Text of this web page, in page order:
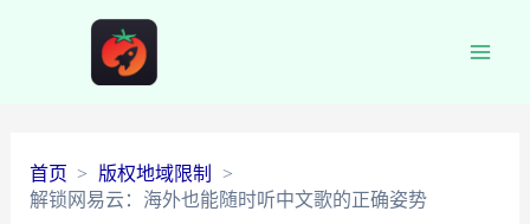
首页
版权地域限制
解锁网易云：海外也能随时听中文歌的正确姿势